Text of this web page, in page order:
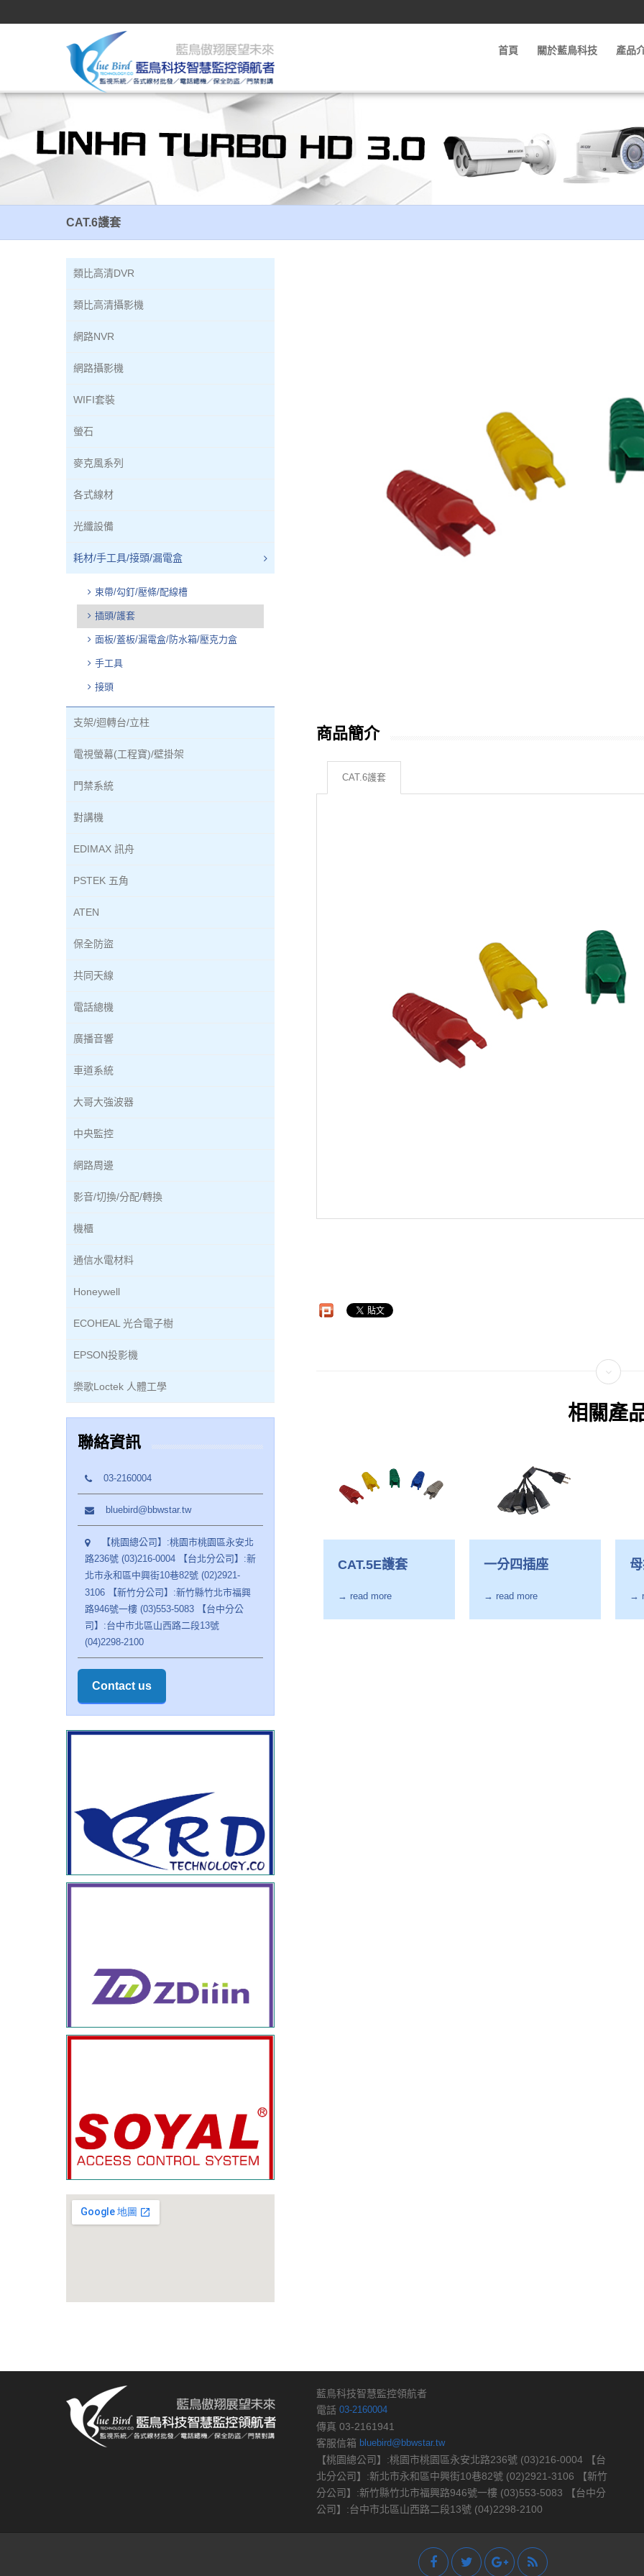
首頁 關於藍鳥科技 產品
CAT.6護套
類比高清DVR
類比高清攝影機
網路NVR
網路攝影機
WIFI套裝
螢石
麥克風系列
各式線材
光纖設備
耗材/手工具/接頭/漏電盒
束帶/勾釘/壓條/配線槽
插頭/護套
面板/蓋板/漏電盒/防水箱/壓克力盒
手工具
接頭
支架/迴轉台/立柱
電視螢幕(工程寶)/壁掛架
門禁系統
對講機
EDIMAX 訊舟
PSTEK 五角
ATEN
保全防盜
共同天線
電話總機
廣播音響
車道系統
大哥大強波器
中央監控
網路周邊
影音/切換/分配/轉換
機櫃
通信水電材料
Honeywell
ECOHEAL 光合電子樹
EPSON投影機
樂歌Loctek 人體工學
聯絡資訊
03-2160004
bluebird@bbwstar.tw
【桃園總公司】:桃園市桃園區永安北
路236號 (03)216-0004 【台北分公司】:新
北市永和區中興街10巷82號 (02)2921-
3106 【新竹分公司】:新竹縣竹北市福興
路946號一樓 (03)553-5083 【台中分公
司】:台中市北區山西路二段13號
(04)2298-2100
Contact us
商品簡介
CAT.6護套
相關產
CAT.5E護套
→ read more
一分四插座
→ read more →
藍鳥科技智慧監控領航者
電話 03-2160004
傳真 03-2161941
客服信箱 bluebird@bbwstar.tw
【桃園總公司】:桃園市桃園區永安北路236號 (03)216-0004 【台
北分公司】:新北市永和區中興街10巷82號 (02)2921-3106 【新竹
分公司】:新竹縣竹北市福興路946號一樓 (03)553-5083 【台中分
公司】:台中市北區山西路二段13號 (04)2298-2100